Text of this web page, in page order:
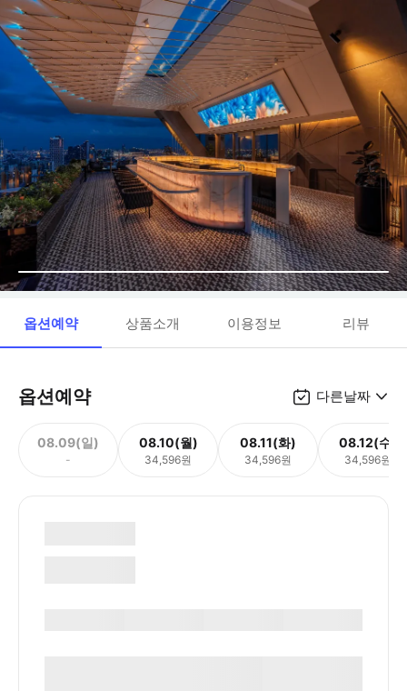
옵션예약 상품소개 이용정보 리뷰
옵션예약 다른날짜
08.09(일)
-
08.10(월)
34,596원
08.11(화)
34,596원
08.12(수)
34,596원